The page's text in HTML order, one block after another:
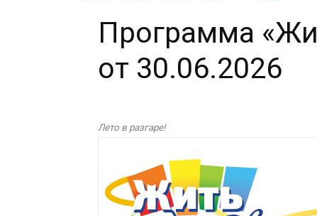
Программа
от 30.06.2026
Лето в разгаре!